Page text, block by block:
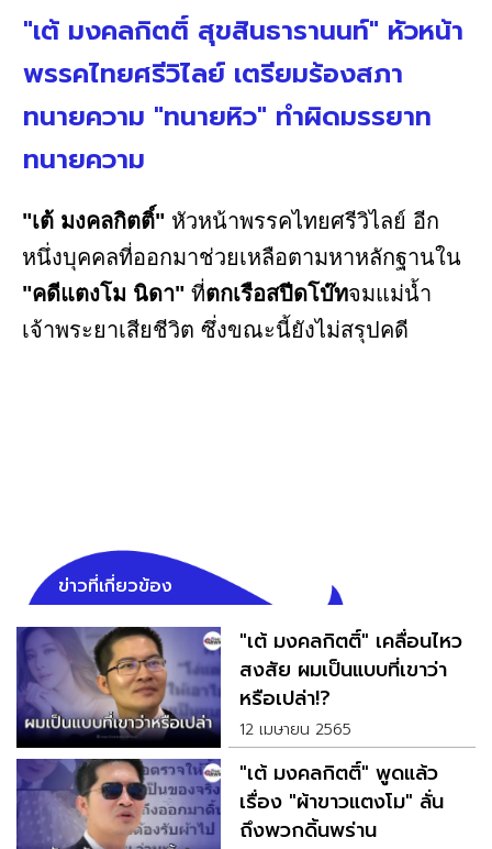
"เต้ มงคลกิตติ์ สุขสินธารานนท์" หัวหน้า
พรรคไทยศรีวิไลย์ เตรียมร้องสภา
ทนายความ "ทนายหิว" ทำผิดมรรยาท
ทนายความ
"เต้ มงคลกิตติ์" หัวหน้าพรรคไทยศรีวิไลย์ อีก
หนึ่งบุคคลที่ออกมาช่วยเหลือตามหาหลักฐานใน
"คดีแตงโม นิดา" ที่ตกเรือสปีดโบ๊ทจมแม่น้ำ
เจ้าพระยาเสียชีวิต ซึ่งขณะนี้ยังไม่สรุปคดี
ข่าวที่เกี่ยวข้อง
"เต้ มงคลกิตติ์" เคลื่อนไหว
สงสัย ผมเป็นแบบที่เขาว่า
หรือเปล่า!?
12 เมษายน 2565
"เต้ มงคลกิตติ์" พูดแล้ว
เรื่อง "ผ้าขาวแตงโม" ลั่น
ถึงพวกดิ้นพร่าน